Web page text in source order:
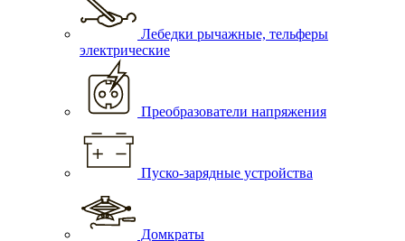
Лебедки рычажные, тельферы
электрические
Преобразователи напряжения
Пуско-зарядные устройства
Домкраты